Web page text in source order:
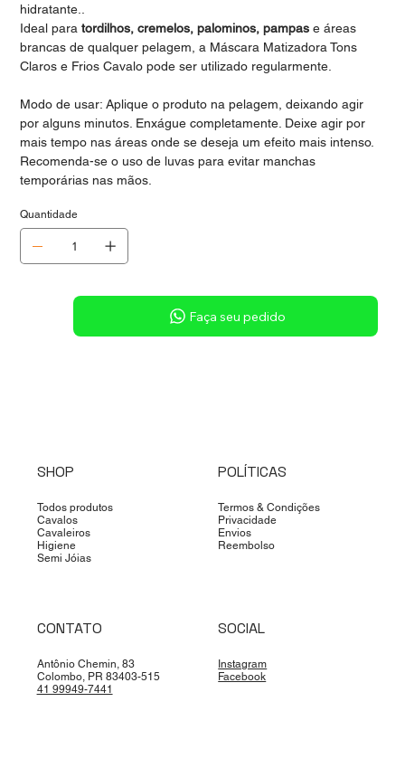
hidratante..
Ideal paratordilhos, cremelos, palominos, pampas e áreas
brancas de qualquer pelagem, a Máscara Matizadora Tons
Claros e Frios Cavalo pode ser utilizado regularmente.
Modo de usar: Aplique o produto na pelagem, deixando agir
por alguns minutos. Enxágue completamente. Deixe agir por
mais tempo nas áreas onde se deseja um efeito mais intenso.
Recomenda-se o uso de luvas para evitar manchas
temporárias nas mãos.
Quantidade
Sob consulta
Faça seu pedido
SHOP
Todos produtos
Cavalos
Cavaleiros
Higiene
Semi Jóias
POLÍTICAS
Termos & Condições
Privacidade
Envios
Reembolso
CONTATO
Antônio Chemin, 83
Colombo, PR 83403-515
41 99949-7441
SOCIAL
Instagram
Facebook